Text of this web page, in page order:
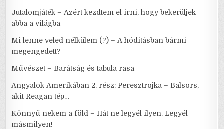
Jutalomjáték – Azért kezdtem el írni, hogy bekerüljek
abba a világba
Mi lenne veled nélkülem (?) – A hódításban bármi
megengedett?
Művészet – Barátság és tabula rasa
Angyalok Amerikában 2. rész: Peresztrojka – Balsors,
akit Reagan tép…
Könnyű nekem a föld – Hát ne legyél ilyen. Legyél
másmilyen!